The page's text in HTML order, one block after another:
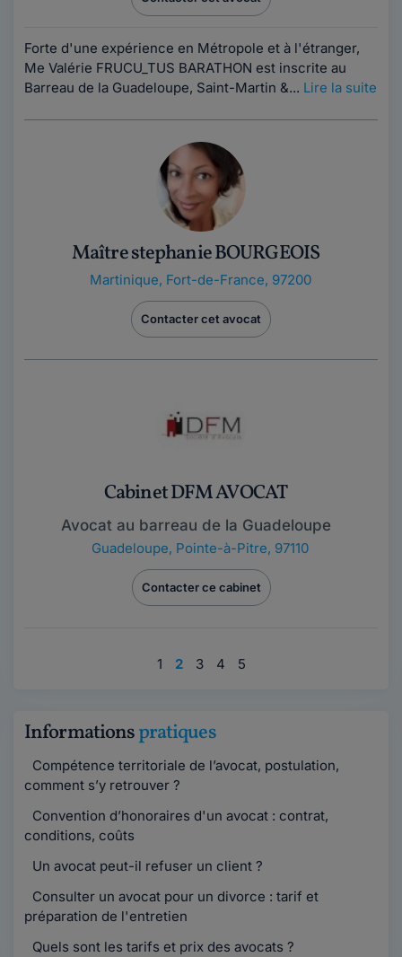
Forte d'une expérience en Métropole et à l'étranger,
Me Valérie FRUCU_TUS BARATHON est inscrite au
Barreau de la Guadeloupe, Saint-Martin &... Lire la suite
Maître stephanie BOURGEOIS
Martinique, Fort-de-France, 97200
Contacter cet avocat
Cabinet DFM AVOCAT
Avocat au barreau de la Guadeloupe
Guadeloupe, Pointe-à-Pitre, 97110
Contacter ce cabinet
1 2 3 4 5
Informationspratiques
Compétence territoriale de l’avocat, postulation,
comment s’y retrouver ?
Convention d’honoraires d'un avocat : contrat,
conditions, coûts
Un avocat peut-il refuser un client ?
Consulter un avocat pour un divorce : tarif et
préparation de l'entretien
Quels sont les tarifs et prix des avocats ?